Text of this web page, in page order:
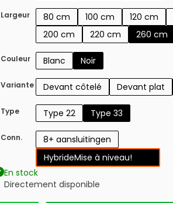
Largeur 80 cm 100 cm 120 cm
200 cm
220 cm 260 cm
Couleur Blanc Noir
Variante Devant côtelé Devant plat
Type Type 22 Type 33
Conn.
8+ aansluitingen
HybrideMise à niveau!
En stock
Directement disponible